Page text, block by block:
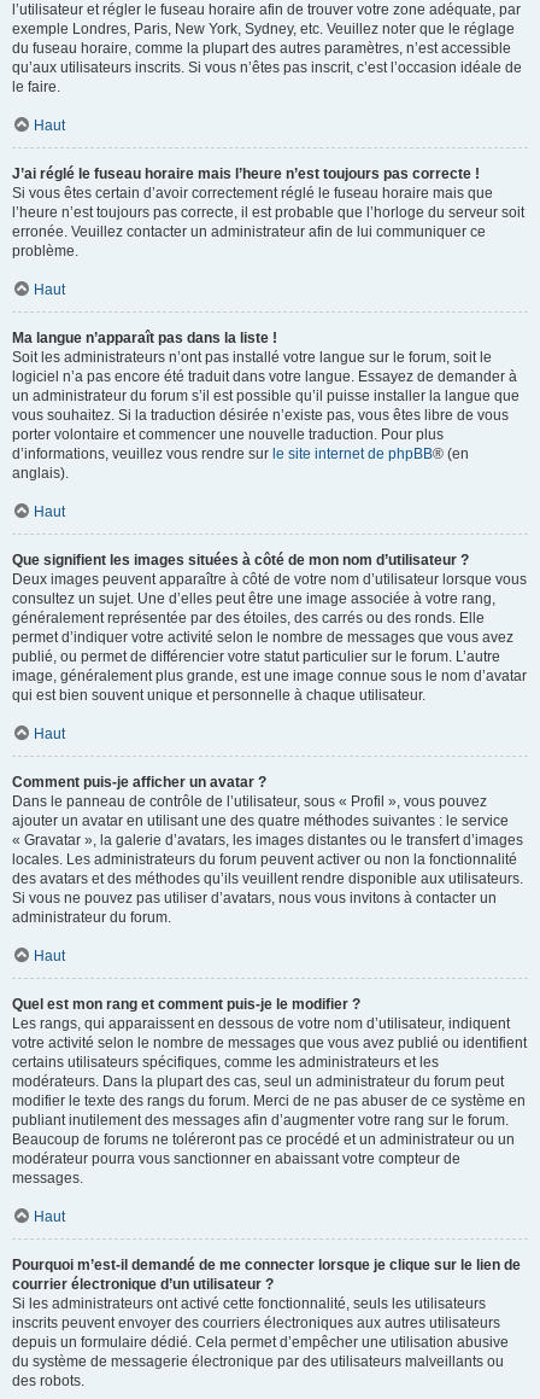
l’utilisateur et régler le fuseau horaire afin de trouver votre zone adéquate, par
exemple Londres, Paris, New York, Sydney, etc. Veuillez noter que le réglage
du fuseau horaire, comme la plupart des autres paramètres, n’est accessible
qu’aux utilisateurs inscrits. Si vous n’êtes pas inscrit, c’est l’occasion idéale de
le faire.
Haut
J’ai réglé le fuseau horaire mais l’heure n’est toujours pas correcte !
Si vous êtes certain d’avoir correctement réglé le fuseau horaire mais que
l’heure n’est toujours pas correcte, il est probable que l’horloge du serveur soit
erronée. Veuillez contacter un administrateur afin de lui communiquer ce
problème.
Haut
Ma langue n’apparaît pas dans la liste !
Soit les administrateurs n’ont pas installé votre langue sur le forum, soit le
logiciel n’a pas encore été traduit dans votre langue. Essayez de demander à
un administrateur du forum s’il est possible qu’il puisse installer la langue que
vous souhaitez. Si la traduction désirée n’existe pas, vous êtes libre de vous
porter volontaire et commencer une nouvelle traduction. Pour plus
d’informations, veuillez vous rendre sur le site internet de phpBB® (en
anglais).
Haut
Que signifient les images situées à côté de mon nom d’utilisateur ?
Deux images peuvent apparaître à côté de votre nom d’utilisateur lorsque vous
consultez un sujet. Une d’elles peut être une image associée à votre rang,
généralement représentée par des étoiles, des carrés ou des ronds. Elle
permet d’indiquer votre activité selon le nombre de messages que vous avez
publié, ou permet de différencier votre statut particulier sur le forum. L’autre
image, généralement plus grande, est une image connue sous le nom d’avatar
qui est bien souvent unique et personnelle à chaque utilisateur.
Haut
Comment puis-je afficher un avatar ?
Dans le panneau de contrôle de l’utilisateur, sous « Profil », vous pouvez
ajouter un avatar en utilisant une des quatre méthodes suivantes : le service
« Gravatar », la galerie d’avatars, les images distantes ou le transfert d’images
locales. Les administrateurs du forum peuvent activer ou non la fonctionnalité
des avatars et des méthodes qu’ils veuillent rendre disponible aux utilisateurs.
Si vous ne pouvez pas utiliser d’avatars, nous vous invitons à contacter un
administrateur du forum.
Haut
Quel est mon rang et comment puis-je le modifier ?
Les rangs, qui apparaissent en dessous de votre nom d’utilisateur, indiquent
votre activité selon le nombre de messages que vous avez publié ou identifient
certains utilisateurs spécifiques, comme les administrateurs et les
modérateurs. Dans la plupart des cas, seul un administrateur du forum peut
modifier le texte des rangs du forum. Merci de ne pas abuser de ce système en
publiant inutilement des messages afin d’augmenter votre rang sur le forum.
Beaucoup de forums ne toléreront pas ce procédé et un administrateur ou un
modérateur pourra vous sanctionner en abaissant votre compteur de
messages.
Haut
Pourquoi m’est-il demandé de me connecter lorsque je clique sur le lien de
courrier électronique d’un utilisateur ?
Si les administrateurs ont activé cette fonctionnalité, seuls les utilisateurs
inscrits peuvent envoyer des courriers électroniques aux autres utilisateurs
depuis un formulaire dédié. Cela permet d’empêcher une utilisation abusive
du système de messagerie électronique par des utilisateurs malveillants ou
des robots.